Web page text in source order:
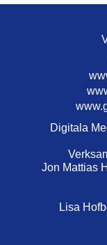
Digitala
Jon Mattias
Lisa